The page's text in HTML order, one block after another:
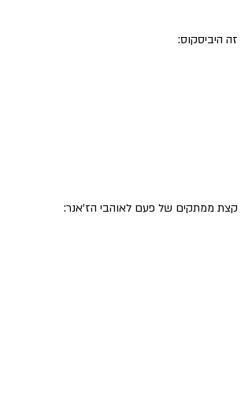
זה היביסקוס:
קצת ממתקים של פעם לאוהבי הז'אנר: